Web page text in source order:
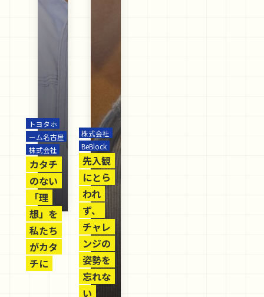
トヨタホ
ーム名古屋
株式会社
カタチ
のない
「理
想」を
私たち
がカタ
チに
株式会社
BeBlock
先入観
にとら
われ
ず、
チャレ
ンジの
姿勢を
忘れな
い